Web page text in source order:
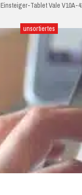
Einsteiger-Tablet Vale V10A-
unsortiertes